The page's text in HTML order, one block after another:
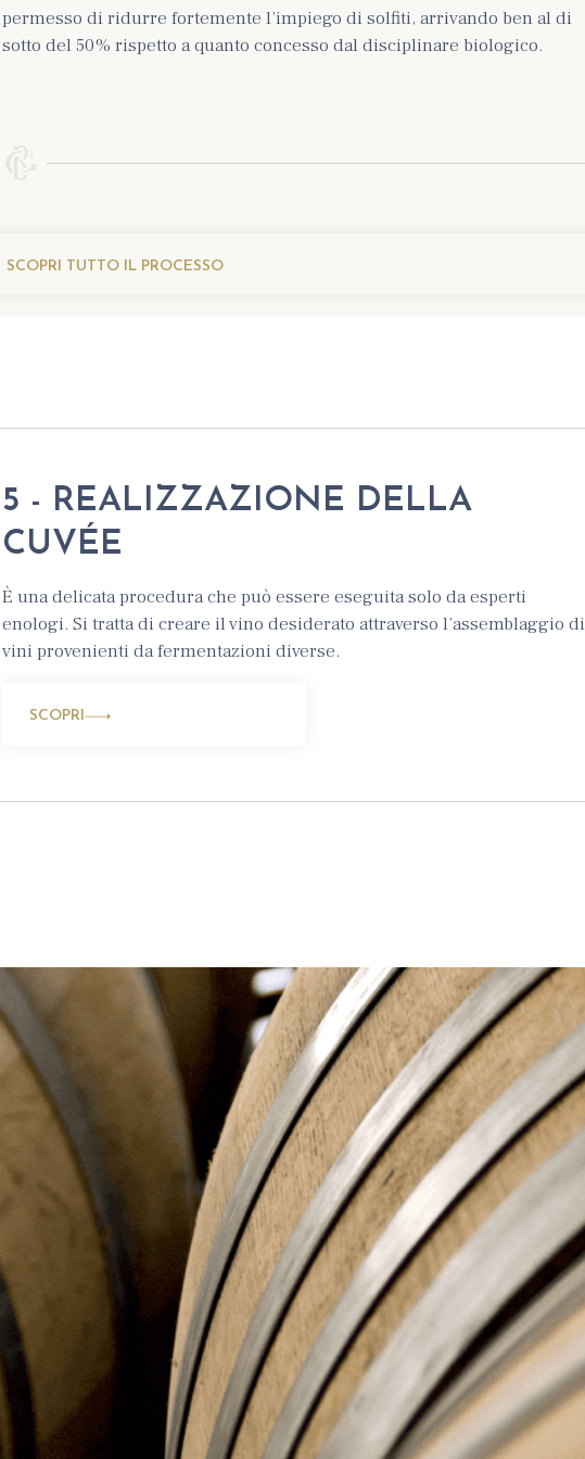
permesso di ridurre fortemente l’impiego di solfiti, arrivando ben al di
sotto del 50% rispetto a quanto concesso dal disciplinare biologico.
SCOPRI TUTTO IL PROCESSO
5 - REALIZZAZIONE DELLA
CUVÉE
È una delicata procedura che può essere eseguita solo da esperti
enologi. Si tratta di creare il vino desiderato attraverso l’assemblaggio di
vini provenienti da fermentazioni diverse.
SCOPRI